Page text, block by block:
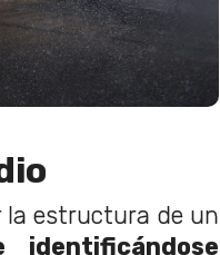
la estructura de un
identificándose